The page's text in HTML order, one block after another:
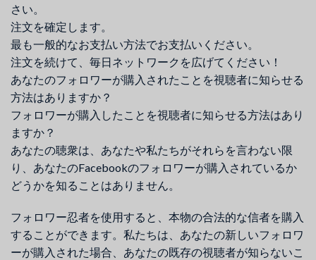
さい。
注文を確定します。
最も一般的なお支払い方法でお支払いください。
注文を続けて、毎日ネットワークを広げてください！
あなたのフォロワーが購入されたことを視聴者に知らせる
方法はありますか？
フォロワーが購入したことを視聴者に知らせる方法はあり
ますか？
あなたの聴衆は、あなたや私たちがそれらを言わない限
り、あなたのFacebookのフォロワーが購入されているか
どうかを知ることはありません。
フォロワー忍者を使用すると、本物の合法的な信者を購入
することができます。私たちは、あなたの新しいフォロワ
ーが購入された場合、あなたの既存の視聴者が知らないこ